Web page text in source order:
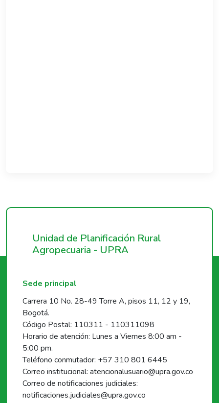
Unidad de Planificación Rural
Agropecuaria - UPRA
Sede principal
Carrera 10 No. 28-49 Torre A, pisos 11, 12 y 19,
Bogotá.
Código Postal: 110311 - 110311098
Horario de atención: Lunes a Viernes 8:00 am -
5:00 pm.
Teléfono conmutador: +57 310 801 6445
Correo institucional: atencionalusuario@upra.gov.co
Correo de notificaciones judiciales:
notificaciones.judiciales@upra.gov.co